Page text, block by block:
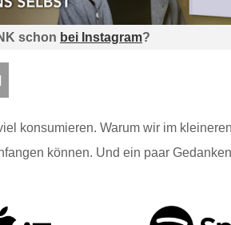
schon bei Instagram?
konsumieren. Warum wir im
können. Und ein paar